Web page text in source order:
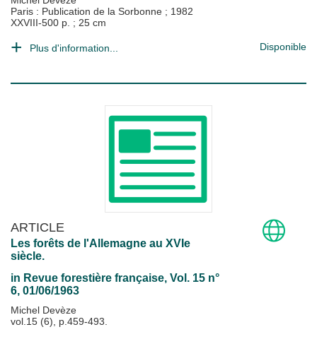
Paris : Publication de la Sorbonne ; 1982
XXVIII-500 p. ; 25 cm
Plus d'information... Disponible
ARTICLE
Les forêts de l'Allemagne au XVIe
siècle.
in Revue forestière française, Vol. 15 n°
6, 01/06/1963
Michel Devèze
vol.15 (6), p.459-493.